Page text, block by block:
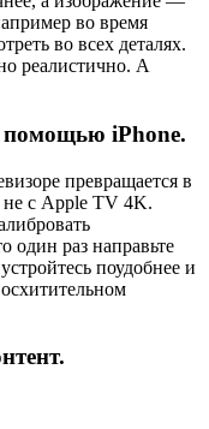
во время
во всех деталях.
реалистично. А
помощью iPhone.
превращается в
с Apple TV 4K.
один раз направьте
поудобнее и